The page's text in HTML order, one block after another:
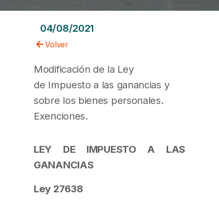
04/08/2021
Volver
Modificación de la Ley
de Impuesto a las ganancias y
sobre los bienes personales.
Exenciones.
LEY DE IMPUESTO A LAS
GANANCIAS
Ley 27638